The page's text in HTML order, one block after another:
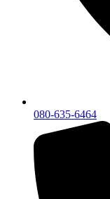
080-635-6464